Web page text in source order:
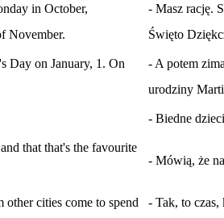
in October,
November.
- Masz rację.
Święto
Day on January, 1. On
- A potem
urodziny
- Biedne
that that's the favourite
- Mówią, że
cities come to spend
- Tak, to